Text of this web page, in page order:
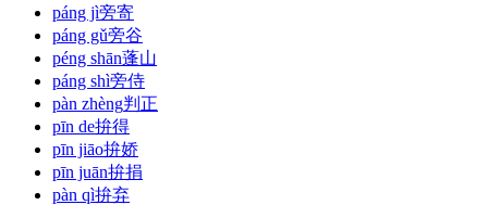
páng jì旁寄
páng gǔ旁谷
péng shān蓬山
páng shì旁侍
pàn zhèng判正
pīn de拚得
pīn jiāo拚娇
pīn juān拚捐
pàn qì拚弃